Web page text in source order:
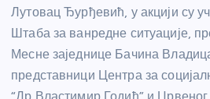
Лутовац Ђурђевић, у акцији су
Штаба за ванредне ситуације,
Месне заједнице Бачина
представници Центра за